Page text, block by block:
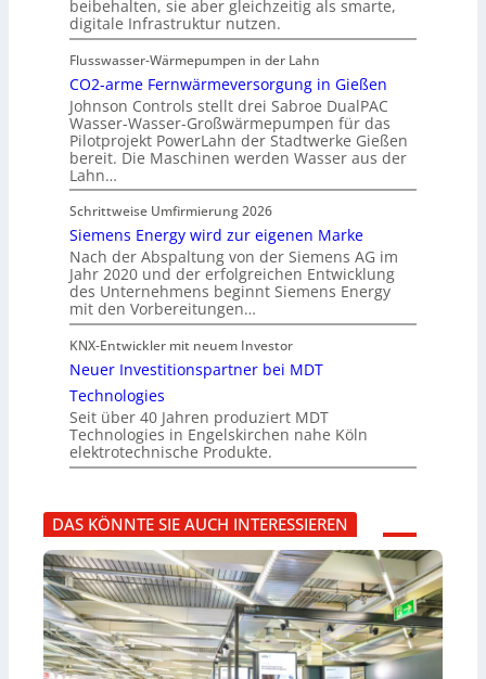
beibehalten, sie aber gleichzeitig als smarte,
digitale Infrastruktur nutzen.
Flusswasser-Wärmepumpen in der Lahn
CO2-arme Fernwärmeversorgung in Gießen
Johnson Controls stellt drei Sabroe DualPAC
Wasser-Wasser-Großwärmepumpen für das
Pilotprojekt PowerLahn der Stadtwerke Gießen
bereit. Die Maschinen werden Wasser aus der
Lahn…
Schrittweise Umfirmierung 2026
Siemens Energy wird zur eigenen Marke
Nach der Abspaltung von der Siemens AG im
Jahr 2020 und der erfolgreichen Entwicklung
des Unternehmens beginnt Siemens Energy
mit den Vorbereitungen…
KNX-Entwickler mit neuem Investor
Neuer Investitionspartner bei MDT
Technologies
Seit über 40 Jahren produziert MDT
Technologies in Engelskirchen nahe Köln
elektrotechnische Produkte.
DAS KÖNNTE SIE AUCH INTERESSIEREN